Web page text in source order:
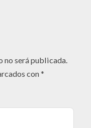
será publicada.
con*